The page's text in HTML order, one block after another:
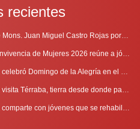
recientes
Mensaje de Mons. Juan Miguel Castro Rojas por el 69º Aniversario de Radio Sinaí
Primera Convivencia de Mujeres 2026 reúne a jóvenes en proceso de discernimiento vocacional
Mons. Mark celebró Domingo de la Alegría en el Sur
Mons. Mark visita Térraba, tierra desde donde parte la evangelización
Mons. Mark comparte con jóvenes que se rehabilitan en Comunidad Cenáculo